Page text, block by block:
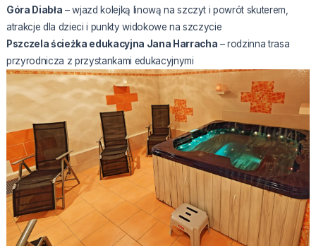
Góra Diabła – wjazd kolejką linową na szczyt i powrót skuterem,
atrakcje dla dzieci i punkty widokowe na szczycie
Pszczela ścieżka edukacyjna Jana Harracha – rodzinna trasa
przyrodnicza z przystankami edukacyjnymi